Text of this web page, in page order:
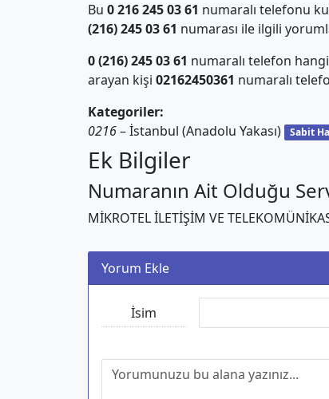
Bu 0 216 245 03 61 numaralı telefonu
(216) 245 03 61 numarası ile ilgili
0 (216) 245 03 61 numaralı telefon
arayan kişi 02162450361 numaralı
Kategoriler:
0216– İstanbul (Anadolu Yakası) Sabit
Ek Bilgiler
Numaranın Ait Olduğu
MİKROTEL İLETİŞİM VE
Yorum Ekle
İsim